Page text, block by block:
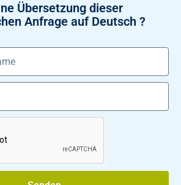
Übersetzung dieser
Anfrage auf Deutsch ?